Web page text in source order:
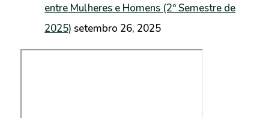
entre Mulheres e Homens (2º Semestre de
2025) setembro 26, 2025